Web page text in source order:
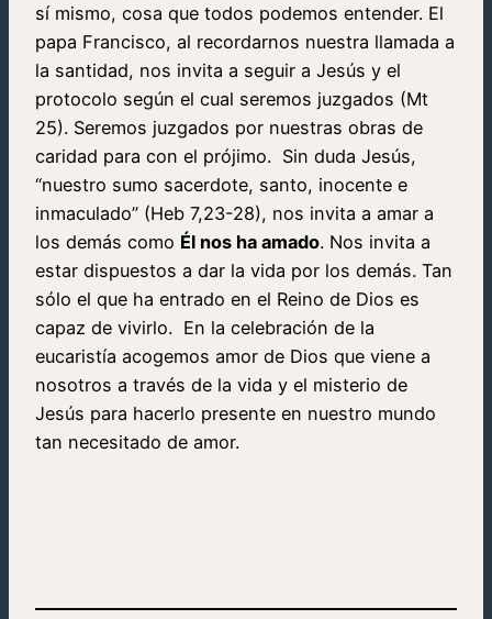
sí mismo, cosa que todos podemos entender. El
papa Francisco, al recordarnos nuestra llamada a
la santidad, nos invita a seguir a Jesús y el
protocolo según el cual seremos juzgados (Mt
25). Seremos juzgados por nuestras obras de
caridad para con el prójimo. Sin duda Jesús,
“nuestro sumo sacerdote, santo, inocente e
inmaculado” (Heb 7,23-28), nos invita a amar a
los demás como Él nos ha amado. Nos invita a
estar dispuestos a dar la vida por los demás. Tan
sólo el que ha entrado en el Reino de Dios es
capaz de vivirlo. En la celebración de la
eucaristía acogemos amor de Dios que viene a
nosotros a través de la vida y el misterio de
Jesús para hacerlo presente en nuestro mundo
tan necesitado de amor.